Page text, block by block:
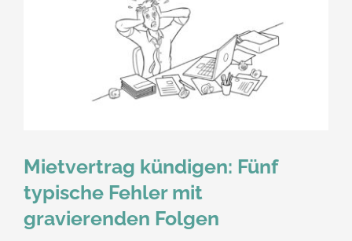
Mietvertrag kündigen: Fünf
typische Fehler mit
gravierenden Folgen